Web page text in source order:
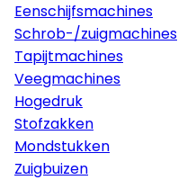
Eenschijfsmachines
Schrob-/zuigmachines
Tapijtmachines
Veegmachines
Hogedruk
Stofzakken
Mondstukken
Zuigbuizen